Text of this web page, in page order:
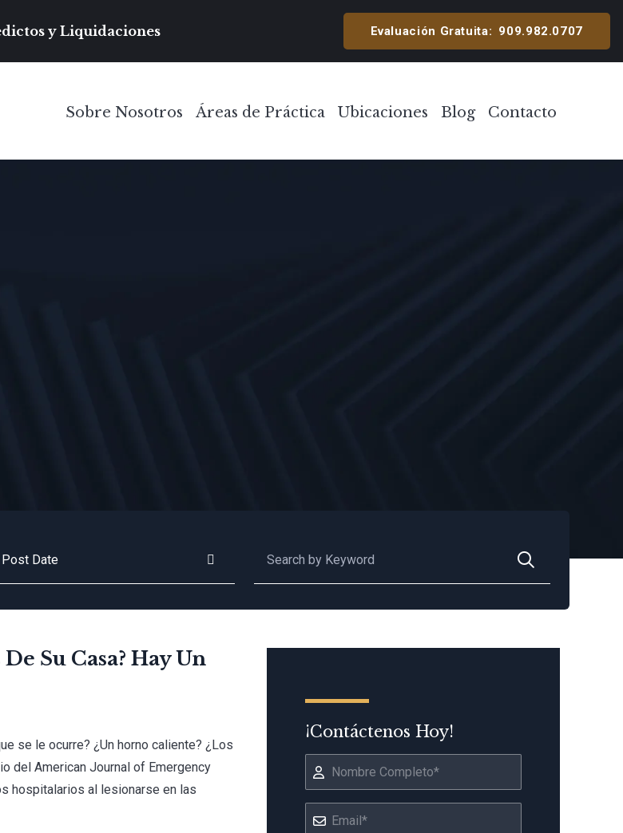
y Liquidaciones Evaluación Gratuita: 909.982.0707
Sobre Nosotros Toggle Menu
Áreas de Práctica Toggle Menu
Ubicaciones Toggle Menu
Blog Contacto
Su Casa? Hay Un
se le ocurre? ¿Un horno caliente? ¿Los
del American Journal of Emergency
hospitalarios al lesionarse en las
¡Contáctenos Hoy!